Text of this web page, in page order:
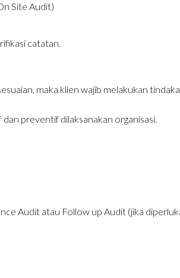
Site Audit)
catatan.
maka klien wajib melakukan
preventif dilaksanakan organisasi.
Audit atau Follow up Audit (jika